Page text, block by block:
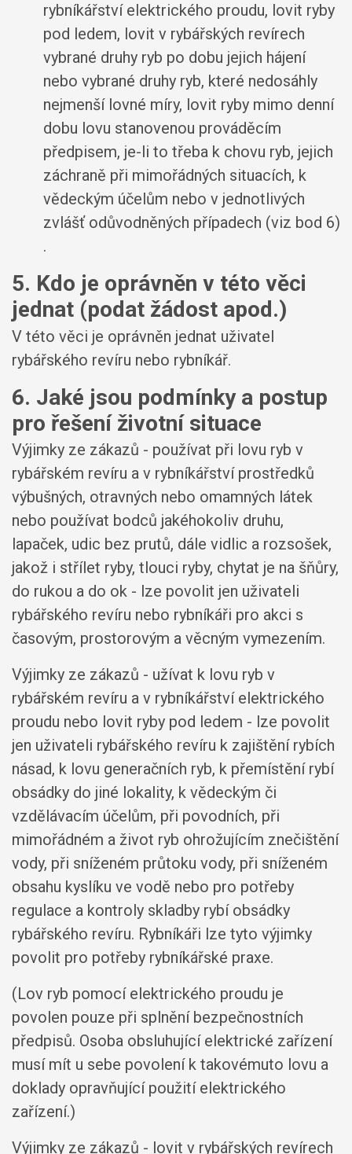
rybníkářství elektrického proudu, lovit ryby
pod ledem, lovit v rybářských revírech
vybrané druhy ryb po dobu jejich hájení
nebo vybrané druhy ryb, které nedosáhly
nejmenší lovné míry, lovit ryby mimo denní
dobu lovu stanovenou prováděcím
předpisem, je-li to třeba k chovu ryb, jejich
záchraně při mimořádných situacích, k
vědeckým účelům nebo v jednotlivých
zvlášť odůvodněných případech (viz bod 6)
.
5. Kdo je oprávněn v této věci
jednat (podat žádost apod.)
V této věci je oprávněn jednat uživatel
rybářského revíru nebo rybníkář.
6. Jaké jsou podmínky a postup
pro řešení životní situace
Výjimky ze zákazů - používat při lovu ryb v
rybářském revíru a v rybníkářství prostředků
výbušných, otravných nebo omamných látek
nebo používat bodců jakéhokoliv druhu,
lapaček, udic bez prutů, dále vidlic a rozsošek,
jakož i střílet ryby, tlouci ryby, chytat je na šňůry,
do rukou a do ok - lze povolit jen uživateli
rybářského revíru nebo rybníkáři pro akci s
časovým, prostorovým a věcným vymezením.
Výjimky ze zákazů - užívat k lovu ryb v
rybářském revíru a v rybníkářství elektrického
proudu nebo lovit ryby pod ledem - lze povolit
jen uživateli rybářského revíru k zajištění rybích
násad, k lovu generačních ryb, k přemístění rybí
obsádky do jiné lokality, k vědeckým či
vzdělávacím účelům, při povodních, při
mimořádném a život ryb ohrožujícím znečištění
vody, při sníženém průtoku vody, při sníženém
obsahu kyslíku ve vodě nebo pro potřeby
regulace a kontroly skladby rybí obsádky
rybářského revíru. Rybníkáři lze tyto výjimky
povolit pro potřeby rybníkářské praxe.
(Lov ryb pomocí elektrického proudu je
povolen pouze při splnění bezpečnostních
předpisů. Osoba obsluhující elektrické zařízení
musí mít u sebe povolení k takovémuto lovu a
doklady opravňující použití elektrického
zařízení.)
Výjimky ze zákazů - lovit v rybářských revírech